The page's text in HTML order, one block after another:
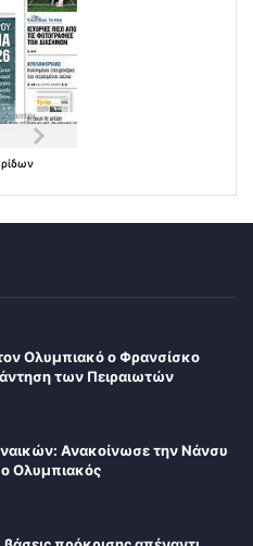
Ολυμπιακό ο Φρανσίσκο
των Πειραιωτών
Ανακοίνωσε την Νάνσυ
Ολυμπιακός